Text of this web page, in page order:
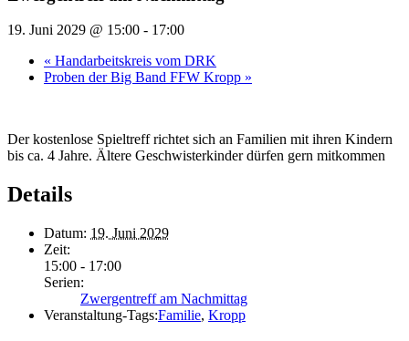
19. Juni 2029 @ 15:00 - 17:00
« Handarbeitskreis vom DRK
Proben der Big Band FFW Kropp »
Der kostenlose Spieltreff richtet sich an Familien mit ihren Kindern
bis ca. 4 Jahre. Ältere Geschwisterkinder dürfen gern mitkommen
Details
Datum: 19. Juni 2029
Zeit:
15:00 - 17:00
Serien:
Zwergentreff am Nachmittag
Veranstaltung-Tags:Familie, Kropp